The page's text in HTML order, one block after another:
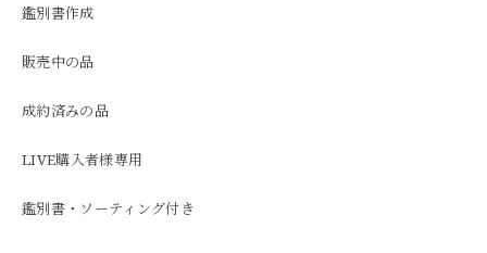
鑑別書作成
販売中の品
成約済みの品
LIVE購入者様専用
鑑別書・ソーティング付き